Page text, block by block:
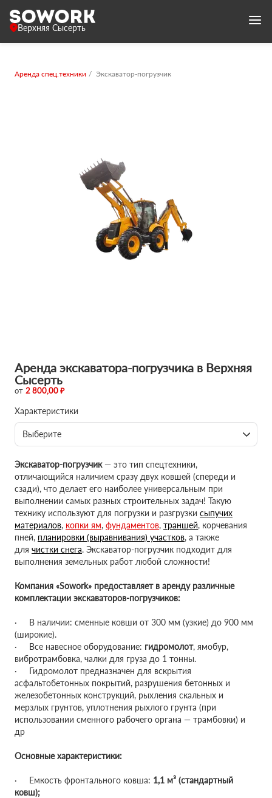
Верхняя Сысерть
Аренда спец.техники Экскаватор-погрузчик
Аренда экскаватора-погрузчика в Верхняя
Сысерть
от 2 800,00 ₽
Характеристики
Выберите
Экскаватор-погрузчик— это тип спецтехники,
отличающийся наличием сразу двух ковшей (спереди и
сзади), что делает его наиболее универсальным при
выполнении самых разных строительных задач! Такую
технику используют для погрузки и разгрузки сыпучих
материалов, копки ям, фундаментов, траншей, корчевания
пней, планировки (выравнивания) участков, а также
для чистки снега. Экскаватор-погрузчик подходит для
выполнения земельных работ любой сложности!
Компания «Sowork» предоставляет в аренду различные
комплектации экскаваторов-погрузчиков:
· В наличии: сменные ковши от 300 мм (узкие) до 900 мм
(широкие).
· Все навесное оборудование: гидромолот, ямобур,
вибротрамбовка, чалки для груза до 1 тонны.
· Гидромолот предназначен для вскрытия
асфальтобетонных покрытий, разрушения бетонных и
железобетонных конструкций, рыхления скальных и
мерзлых грунтов, уплотнения рыхлого грунта (при
использовании сменного рабочего органа — трамбовки) и
др
Основные характеристики:
· Емкость фронтального ковша: 1,1 м³ (стандартный
ковш);